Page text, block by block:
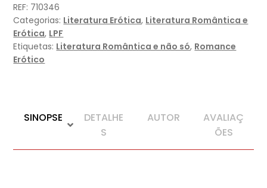
REF: 710346
Categorias: Literatura Erótica, Literatura Romântica e
Erótica, LPF
Etiquetas: Literatura Romântica e não só, Romance
Erótico
SINOPSE
DETALHE
S
AUTOR
AVALIAÇ
ÕES